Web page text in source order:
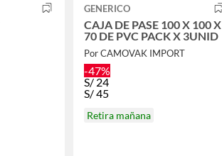
GENERICO
CAJA DE PASE 100 X 100 X
70 DE PVC PACK X 3UNID
Por CAMOVAK IMPORT
-47%
S/24
S/45
Retira mañana